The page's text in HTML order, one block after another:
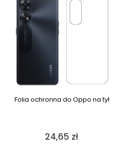
Folia ochronna do Oppo na tył
24,65 zł